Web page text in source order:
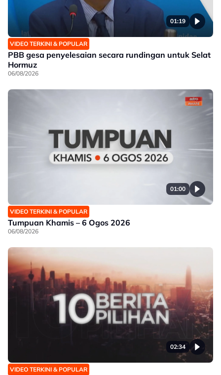
01:19
VIDEO TERKINI & POPULAR
PBB gesa penyelesaian secara rundingan untuk Selat
Hormuz
06/08/2026
01:00
VIDEO TERKINI & POPULAR
Tumpuan Khamis – 6 Ogos 2026
06/08/2026
02:34
VIDEO TERKINI & POPULAR